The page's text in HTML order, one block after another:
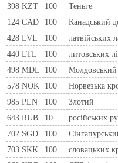
398 KZT 100 Теньге
124 CAD 100 Канадський
428 LVL 100 латвійських
440 LTL 100 литовських
498 MDL 100 Молдовський
578 NOK 100 Норвезька
985 PLN 100 Злотий
643 RUB 10 російських
702 SGD 100
703 SKK 100 словацьких